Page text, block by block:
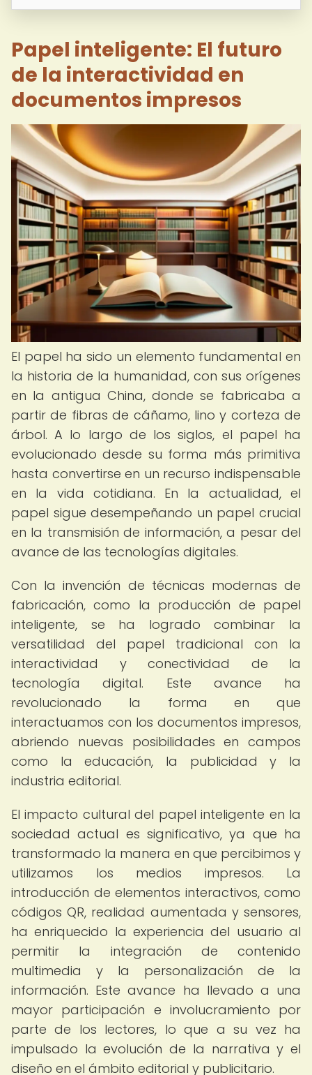
Papel inteligente: El futuro
de la interactividad en
documentos impresos
El papel ha sido un elemento fundamental en
la historia de la humanidad, con sus orígenes
en la antigua China, donde se fabricaba a
partir de fibras de cáñamo, lino y corteza de
árbol. A lo largo de los siglos, el papel ha
evolucionado desde su forma más primitiva
hasta convertirse en un recurso indispensable
en la vida cotidiana. En la actualidad, el
papel sigue desempeñando un papel crucial
en la transmisión de información, a pesar del
avance de las tecnologías digitales.
Con la invención de técnicas modernas de
fabricación, como la producción de papel
inteligente, se ha logrado combinar la
versatilidad del papel tradicional con la
interactividad y conectividad de la
tecnología digital. Este avance ha
revolucionado la forma en que
interactuamos con los documentos impresos,
abriendo nuevas posibilidades en campos
como la educación, la publicidad y la
industria editorial.
El impacto cultural del papel inteligente en la
sociedad actual es significativo, ya que ha
transformado la manera en que percibimos y
utilizamos los medios impresos. La
introducción de elementos interactivos, como
códigos QR, realidad aumentada y sensores,
ha enriquecido la experiencia del usuario al
permitir la integración de contenido
multimedia y la personalización de la
información. Este avance ha llevado a una
mayor participación e involucramiento por
parte de los lectores, lo que a su vez ha
impulsado la evolución de la narrativa y el
diseño en el ámbito editorial y publicitario.